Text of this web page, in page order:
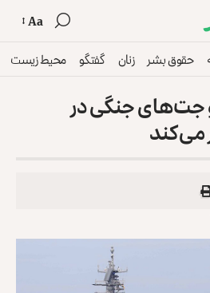
Aa
حقوق بشر زنان گفتگو محیط زیست
جت‌های جنگی در
می‌کند